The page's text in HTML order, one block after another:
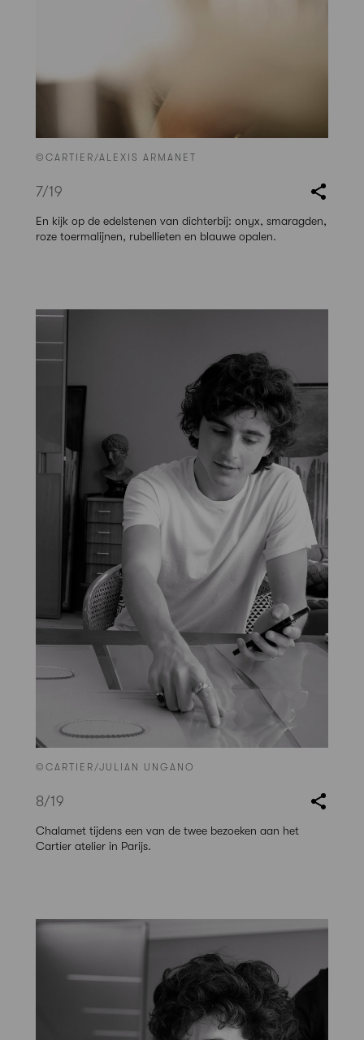
©CARTIER/ALEXIS ARMANET
7/19
En kijk op de edelstenen van dichterbij: onyx, smaragden,
roze toermalijnen, rubellieten en blauwe opalen.
©CARTIER/JULIAN UNGANO
8/19
Chalamet tijdens een van de twee bezoeken aan het
Cartier atelier in Parijs.